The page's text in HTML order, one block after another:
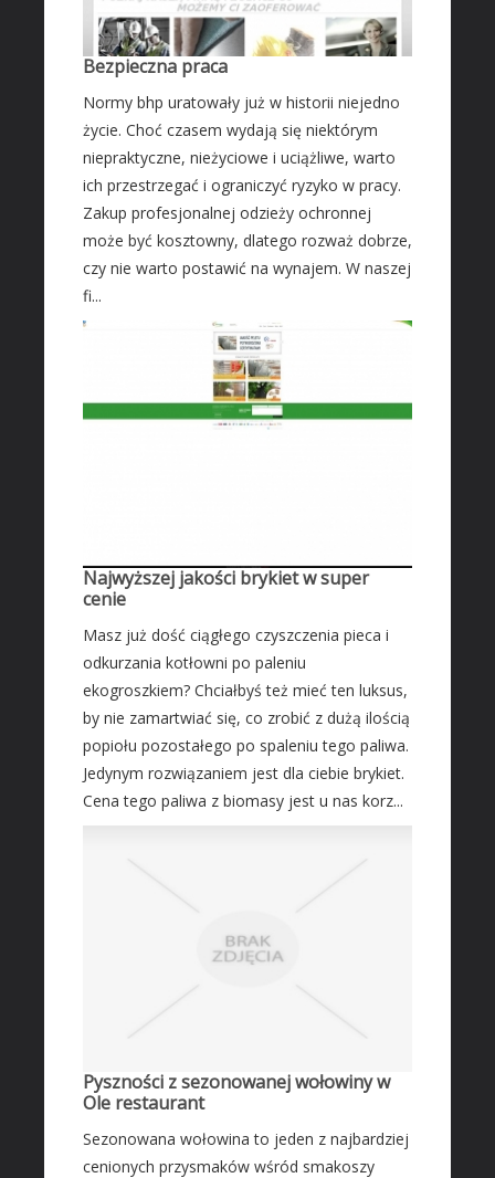
Salony Kosmetyczne
Sprzęt Medyczny
SOFTWARE
Oprogramowanie
Strony Internetowe
KONTAKT
Bezpieczna praca
Normy bhp uratowały już w historii niejedno
życie. Choć czasem wydają się niektórym
niepraktyczne, nieżyciowe i uciążliwe, warto
ich przestrzegać i ograniczyć ryzyko w pracy.
Zakup profesjonalnej odzieży ochronnej
może być kosztowny, dlatego rozważ dobrze,
czy nie warto postawić na wynajem. W naszej
fi...
Najwyższej jakości brykiet w super
cenie
Masz już dość ciągłego czyszczenia pieca i
odkurzania kotłowni po paleniu
ekogroszkiem? Chciałbyś też mieć ten luksus,
by nie zamartwiać się, co zrobić z dużą ilością
popiołu pozostałego po spaleniu tego paliwa.
Jedynym rozwiązaniem jest dla ciebie brykiet.
Cena tego paliwa z biomasy jest u nas korz...
Pyszności z sezonowanej wołowiny w
Ole restaurant
Sezonowana wołowina to jeden z najbardziej
cenionych przysmaków wśród smakoszy